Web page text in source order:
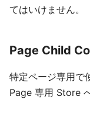
てはいけません。
Page Child
特定ページ専用で
Page 専用 Store